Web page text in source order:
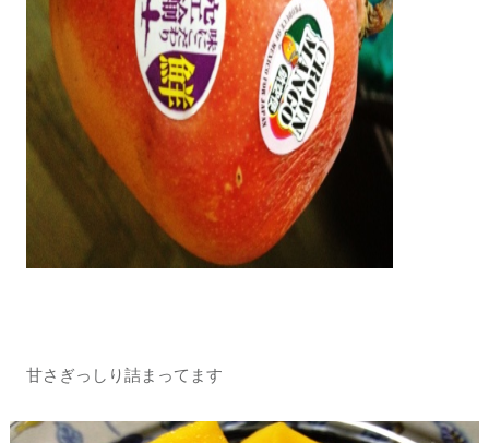
甘さぎっしり詰まってます